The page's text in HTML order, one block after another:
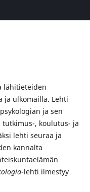
lähitieteiden
ja ulkomailla. Lehti
ja sen
, koulutus- ja
lehti seuraa ja
kannalta
-lehti ilmestyy